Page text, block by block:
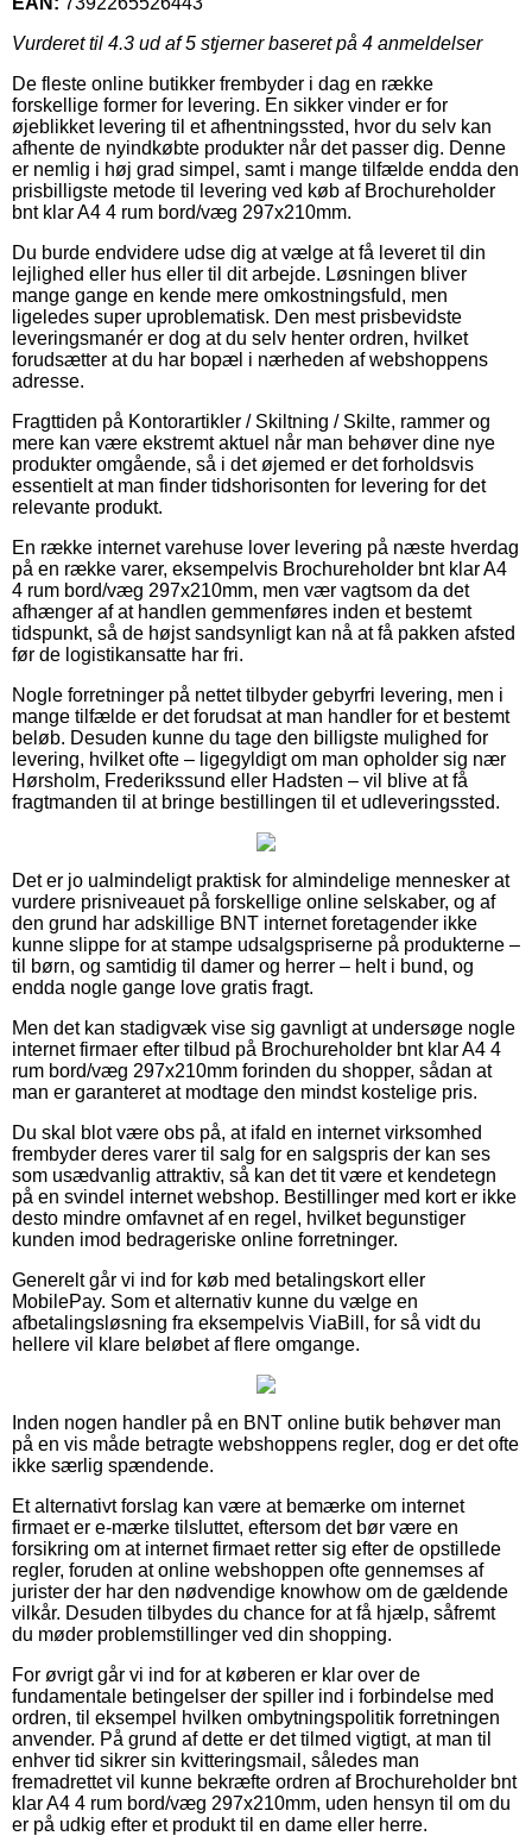
Vurderet til 4.3 ud af 5 stjerner baseret på 4 anmeldelser
De fleste online butikker frembyder i dag en række
forskellige former for levering. En sikker vinder er for
øjeblikket levering til et afhentningssted, hvor du selv kan
afhente de nyindkøbte produkter når det passer dig. Denne
er nemlig i høj grad simpel, samt i mange tilfælde endda den
prisbilligste metode til levering ved køb af Brochureholder
bnt klar A4 4 rum bord/væg 297x210mm.
Du burde endvidere udse dig at vælge at få leveret til din
lejlighed eller hus eller til dit arbejde. Løsningen bliver
mange gange en kende mere omkostningsfuld, men
ligeledes super uproblematisk. Den mest prisbevidste
leveringsmanér er dog at du selv henter ordren, hvilket
forudsætter at du har bopæl i nærheden af webshoppens
adresse.
Fragttiden på Kontorartikler / Skiltning / Skilte, rammer og
mere kan være ekstremt aktuel når man behøver dine nye
produkter omgående, så i det øjemed er det forholdsvis
essentielt at man finder tidshorisonten for levering for det
relevante produkt.
En række internet varehuse lover levering på næste hverdag
på en række varer, eksempelvis Brochureholder bnt klar A4
4 rum bord/væg 297x210mm, men vær vagtsom da det
afhænger af at handlen gemmenføres inden et bestemt
tidspunkt, så de højst sandsynligt kan nå at få pakken afsted
før de logistikansatte har fri.
Nogle forretninger på nettet tilbyder gebyrfri levering, men i
mange tilfælde er det forudsat at man handler for et bestemt
beløb. Desuden kunne du tage den billigste mulighed for
levering, hvilket ofte – ligegyldigt om man opholder sig nær
Hørsholm, Frederikssund eller Hadsten – vil blive at få
fragtmanden til at bringe bestillingen til et udleveringssted.
Det er jo ualmindeligt praktisk for almindelige mennesker at
vurdere prisniveauet på forskellige online selskaber, og af
den grund har adskillige BNT internet foretagender ikke
kunne slippe for at stampe udsalgspriserne på produkterne –
til børn, og samtidig til damer og herrer – helt i bund, og
endda nogle gange love gratis fragt.
Men det kan stadigvæk vise sig gavnligt at undersøge nogle
internet firmaer efter tilbud på Brochureholder bnt klar A4 4
rum bord/væg 297x210mm forinden du shopper, sådan at
man er garanteret at modtage den mindst kostelige pris.
Du skal blot være obs på, at ifald en internet virksomhed
frembyder deres varer til salg for en salgspris der kan ses
som usædvanlig attraktiv, så kan det tit være et kendetegn
på en svindel internet webshop. Bestillinger med kort er ikke
desto mindre omfavnet af en regel, hvilket begunstiger
kunden imod bedrageriske online forretninger.
Generelt går vi ind for køb med betalingskort eller
MobilePay. Som et alternativ kunne du vælge en
afbetalingsløsning fra eksempelvis ViaBill, for så vidt du
hellere vil klare beløbet af flere omgange.
Inden nogen handler på en BNT online butik behøver man
på en vis måde betragte webshoppens regler, dog er det ofte
ikke særlig spændende.
Et alternativt forslag kan være at bemærke om internet
firmaet er e-mærke tilsluttet, eftersom det bør være en
forsikring om at internet firmaet retter sig efter de opstillede
regler, foruden at online webshoppen ofte gennemses af
jurister der har den nødvendige knowhow om de gældende
vilkår. Desuden tilbydes du chance for at få hjælp, såfremt
du møder problemstillinger ved din shopping.
For øvrigt går vi ind for at køberen er klar over de
fundamentale betingelser der spiller ind i forbindelse med
ordren, til eksempel hvilken ombytningspolitik forretningen
anvender. På grund af dette er det tilmed vigtigt, at man til
enhver tid sikrer sin kvitteringsmail, således man
fremadrettet vil kunne bekræfte ordren af Brochureholder bnt
klar A4 4 rum bord/væg 297x210mm, uden hensyn til om du
er på udkig efter et produkt til en dame eller herre.